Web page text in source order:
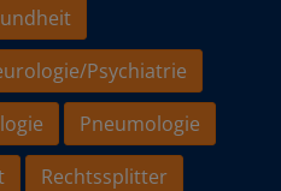
Psychiatrie
Pneumologie
Rechtssplitter